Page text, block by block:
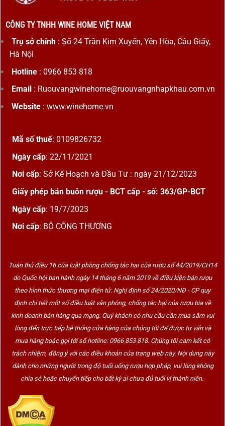
CÔNG TY TNHH WINE HOME VIỆT NAM
Trụ sở chính: Số 24 Trần Kim Xuyến, Yên Hòa, Cầu Giấy,
Hà Nội
Hotline: 0966 853 818
Email : Ruouvangwinehome@ruouvangnhapkhau.com.vn
Website: www.winehome.vn
Mã số thuế: 0109826732
Ngày cấp: 22/11/2021
Nơi cấp: Sở Kế Hoạch và Đầu Tư : ngày 21/12/2023
Giấy phép bán buôn rượu - BCT cấp - số: 363/GP-BCT
Ngày cấp: 19/7/2023
Nơi cấp: BỘ CÔNG THƯƠNG
Tuân thủ điều 16 của luật phòng chống tác hại của rượu số 44/2019/CH14
do Quốc hội ban hành ngày 14 tháng 6 năm 2019 về điều kiện bán rượu
theo hình thức thương mại điện tử. Nghị định số 24/2020/NĐ - CP quy
định chi tiết một số điều luật văn phòng, chống tác hại của rượu bia về
kinh doanh bán hàng qua mạng. Quý khách có nhu cầu cần mua sắm vui
lòng đến trực tiếp hệ thống cửa hàng của chúng tôi để được tư vấn và
mua hàng hoặc gọi tới số hotline: 0966 853 818. Chúng tôi cam kết có
trách nhiệm, đồng ý với các điều khoản của trang web này. Nội dung này
dành cho những người trong độ tuổi uống rượu hợp pháp, vui lòng không
chia sẻ hoặc chuyển tiếp cho bất kỳ ai chưa đủ tuổi vị thành niên.